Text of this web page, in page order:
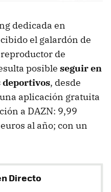
dedicada en
el galardón de
de
posible seguir en
, desde
aplicación gratuita
a DAZN: 9,99
al año; con un
Directo